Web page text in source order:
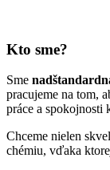
Kto sme?
Sme
pracujeme na tom,
práce a spokojnosti
Chceme nielen
chémiu, vďaka